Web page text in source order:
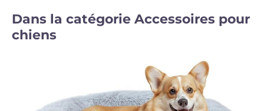
Dans la catégorie Accessoires pour
chiens